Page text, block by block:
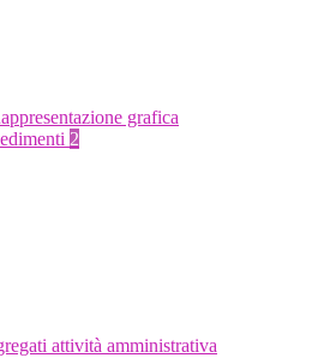
grafica
2
attività amministrativa